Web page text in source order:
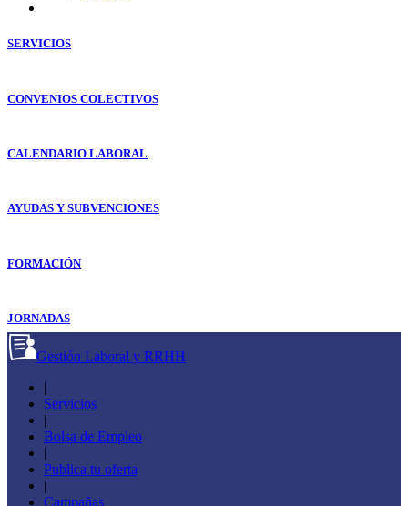
SERVICIOS
CONVENIOS COLECTIVOS
CALENDARIO LABORAL
AYUDAS Y SUBVENCIONES
FORMACIÓN
JORNADAS
Gestión Laboral y RRHH
|
Servicios
|
Bolsa de Empleo
|
Publica tu oferta
|
Campañas